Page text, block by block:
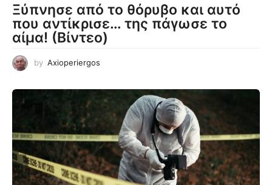
Ξύπνησε από το θόρυβο και αυτό
που αντίκρισε… της πάγωσε το
αίμα! (Βίντεο)
by Axioperiergos